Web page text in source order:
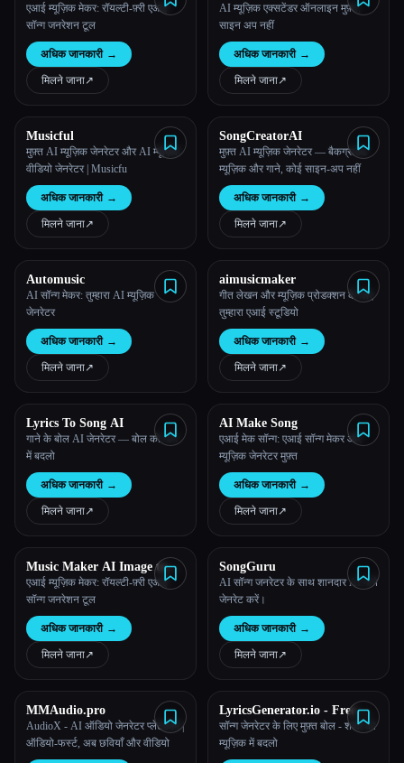
एआई म्यूज़िक मेकर: रॉयल्टी-फ़्री एआई
सॉन्ग जनरेशन टूल
अधिक जानकारी →
मिलने जाना↗︎
AI म्यूज़िक एक्सटेंडर ऑनलाइन मुफ़्त,
साइन अप नहीं
अधिक जानकारी →
मिलने जाना↗︎
Musicful
मुफ़्त AI म्यूज़िक जेनरेटर और AI म्यूज़िक
वीडियो जेनरेटर | Musicfu
अधिक जानकारी →
मिलने जाना↗︎
SongCreatorAI
मुफ़्त AI म्यूज़िक जेनरेटर — बैकग्राउंड
म्यूज़िक और गाने, कोई साइन-अप नहीं
अधिक जानकारी →
मिलने जाना↗︎
Automusic
AI सॉन्ग मेकर: तुम्हारा AI म्यूज़िक
जेनरेटर
अधिक जानकारी →
मिलने जाना↗︎
aimusicmaker
गीत लेखन और म्यूज़िक प्रोडक्शन के लिए
तुम्हारा एआई स्टूडियो
अधिक जानकारी →
मिलने जाना↗︎
Lyrics To Song AI
गाने के बोल AI जेनरेटर — बोल को गाने
में बदलो
अधिक जानकारी →
मिलने जाना↗︎
AI Make Song
एआई मेक सॉन्ग: एआई सॉन्ग मेकर और
म्यूज़िक जेनरेटर मुफ़्त
अधिक जानकारी →
मिलने जाना↗︎
Music Maker AI Image to
Music
एआई म्यूज़िक मेकर: रॉयल्टी-फ़्री एआई
सॉन्ग जनरेशन टूल
अधिक जानकारी →
मिलने जाना↗︎
SongGuru
AI सॉन्ग जनरेटर के साथ शानदार AI गाने
जेनरेट करें।
अधिक जानकारी →
मिलने जाना↗︎
MMAudio.pro
AudioX - AI ऑडियो जेनरेटर प्लेटफ़ॉर्म |
ऑडियो-फर्स्ट, अब छवियाँ और वीडियो
LyricsGenerator.io - Free AI
Song & Lyrics Creator
सॉन्ग जेनरेटर के लिए मुफ़्त बोल - शब्दों को
म्यूज़िक में बदलो